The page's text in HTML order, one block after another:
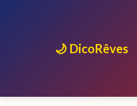
🌙 DicoRêves